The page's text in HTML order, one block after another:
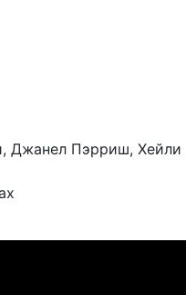
Джанел Пэрриш, Хейли